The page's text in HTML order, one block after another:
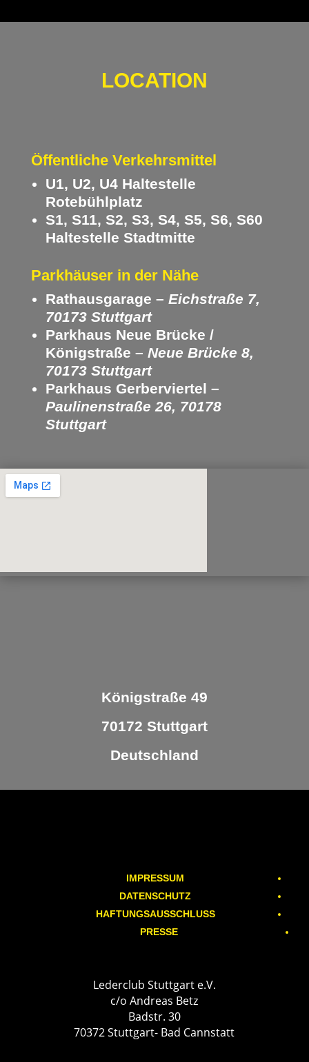
LOCATION
Öffentliche Verkehrsmittel
U1, U2, U4 Haltestelle
Rotebühlplatz
S1, S11, S2, S3, S4, S5, S6, S60
Haltestelle Stadtmitte
Parkhäuser in der Nähe
Rathausgarage – Eichstraße 7,
70173 Stuttgart
Parkhaus Neue Brücke /
Königstraße – Neue Brücke 8,
70173 Stuttgart
Parkhaus Gerberviertel –
Paulinenstraße 26, 70178
Stuttgart
Königstraße 49
70172 Stuttgart
Deutschland
IMPRESSUM
DATENSCHUTZ
HAFTUNGSAUSSCHLUSS
PRESSE
Lederclub Stuttgart e.V.
c/o Andreas Betz
Badstr. 30
70372 Stuttgart- Bad Cannstatt